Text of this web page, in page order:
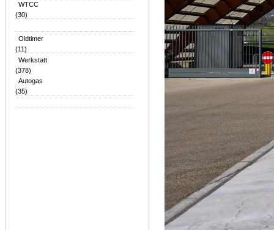
WTCC
(30)
Oldtimer
(11)
Werkstatt
(378)
Autogas
(35)